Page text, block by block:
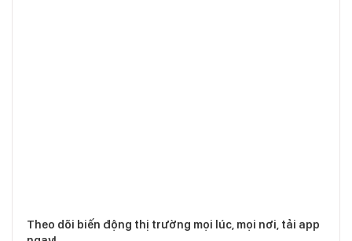
Theo dõi biến động thị trường mọi lúc, mọi nơi, tải app